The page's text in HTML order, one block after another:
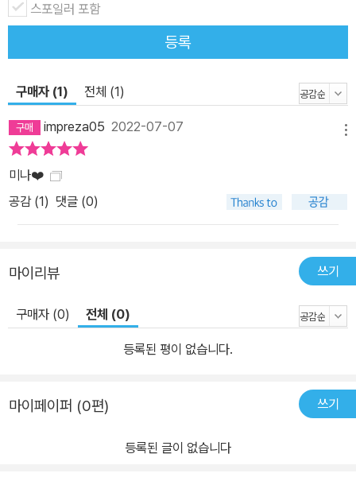
스포일러 포함
등록
구매자 (1) 전체 (1)
impreza05 2022-07-07
미나❤️
공감 (1) 댓글 (0)
마이리뷰 쓰기
구매자 (0) 전체 (0)
등록된 평이 없습니다.
마이페이퍼 (0편) 쓰기
등록된 글이 없습니다